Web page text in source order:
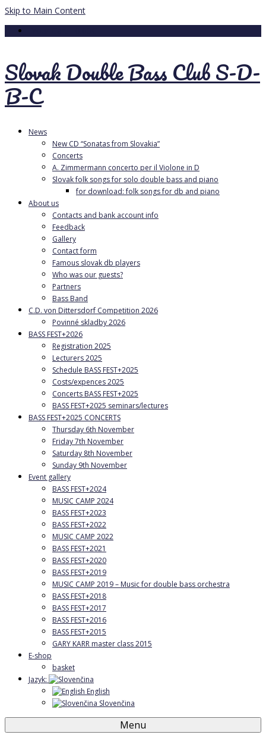
Skip to Main Content
Slovak Double Bass Club S-D-
B-C
News
New CD “Sonatas from Slovakia”
Concerts
A. Zimmermann concerto per il Violone in D
Slovak folk songs for solo double bass and piano
for download: folk songs for db and piano
About us
Contacts and bank account info
Feedback
Gallery
Contact form
Famous slovak db players
Who was our guests?
Partners
Bass Band
C.D. von Dittersdorf Competition 2026
Povinné skladby 2026
BASS FEST+2026
Registration 2025
Lecturers 2025
Schedule BASS FEST+2025
Costs/expences 2025
Concerts BASS FEST+2025
BASS FEST+2025 seminars/lectures
BASS FEST+2025 CONCERTS
Thursday 6th November
Friday 7th November
Saturday 8th November
Sunday 9th November
Event gallery
BASS FEST+2024
MUSIC CAMP 2024
BASS FEST+2023
BASS FEST+2022
MUSIC CAMP 2022
BASS FEST+2021
BASS FEST+2020
BASS FEST+2019
MUSIC CAMP 2019 – Music for double bass orchestra
BASS FEST+2018
BASS FEST+2017
BASS FEST+2016
BASS FEST+2015
GARY KARR master class 2015
E-shop
basket
Jazyk:
English
Slovenčina
Menu